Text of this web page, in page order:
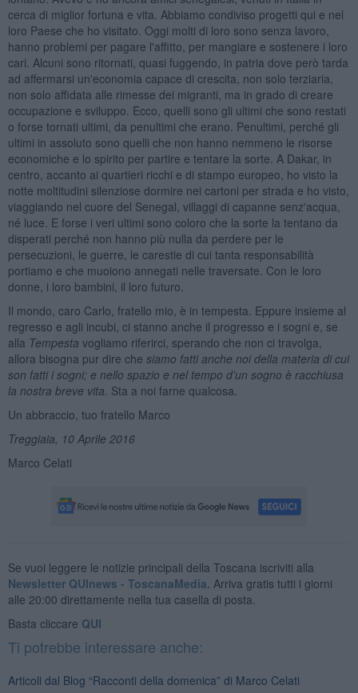
cerca di miglior fortuna e vita. Abbiamo condiviso progetti qui e nel
loro Paese che ho visitato. Oggi molti di loro sono senza lavoro,
hanno problemi per pagare l'affitto, per mangiare e sostenere i loro
cari. Alcuni sono ritornati, quasi fuggendo, in patria dove però tarda
ad affermarsi un'economia capace di crescita, non solo terziaria,
non solo affidata alle rimesse dei migranti, ma in grado di creare
occupazione e sviluppo. Ecco, quelli sono gli ultimi che sono restati
o forse tornati ultimi, da penultimi che erano. Penultimi, perché gli
ultimi in assoluto sono quelli che non hanno nemmeno le risorse
economiche e lo spirito per partire e tentare la sorte. A Dakar, in
centro, accanto ai quartieri ricchi e di stampo europeo, ho visto la
notte moltitudini silenziose dormire nei cartoni per strada e ho visto,
viaggiando nel cuore del Senegal, villaggi di capanne senz'acqua,
né luce. E forse i veri ultimi sono coloro che la sorte la tentano da
disperati perché non hanno più nulla da perdere per le
persecuzioni, le guerre, le carestie di cui tanta responsabilità
portiamo e che muoiono annegati nelle traversate. Con le loro
donne, i loro bambini, il loro futuro.
Il mondo, caro Carlo, fratello mio, è in tempesta. Eppure insieme al
regresso e agli incubi, ci stanno anche il progresso e i sogni e, se
alla Tempesta vogliamo riferirci, sperando che non ci travolga,
allora bisogna pur dire che siamo fatti anche noi della materia di cui
son fatti i sogni; e nello spazio e nel tempo d'un sogno è racchiusa
la nostra breve vita. Sta a noi farne qualcosa.
Un abbraccio, tuo fratello Marco
Treggiaia, 10 Aprile 2016
Marco Celati
Se vuoi leggere le notizie principali della Toscana iscriviti alla
Newsletter QUInews - ToscanaMedia. Arriva gratis tutti i giorni
alle 20:00 direttamente nella tua casella di posta.
Basta cliccare QUI
Ti potrebbe interessare anche:
Articoli dal Blog “Racconti della domenica” di Marco Celati